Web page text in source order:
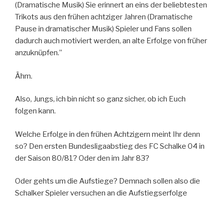
(Dramatische Musik) Sie erinnert an eins der beliebtesten
Trikots aus den frühen achtziger Jahren (Dramatische
Pause in dramatischer Musik) Spieler und Fans sollen
dadurch auch motiviert werden, an alte Erfolge von früher
anzuknüpfen.”
Ähm.
Also, Jungs, ich bin nicht so ganz sicher, ob ich Euch
folgen kann.
Welche Erfolge in den frühen Achtzigern meint Ihr denn
so? Den ersten Bundesligaabstieg des FC Schalke 04 in
der Saison 80/81? Oder den im Jahr 83?
Oder gehts um die Aufstiege? Demnach sollen also die
Schalker Spieler versuchen an die Aufstiegserfolge